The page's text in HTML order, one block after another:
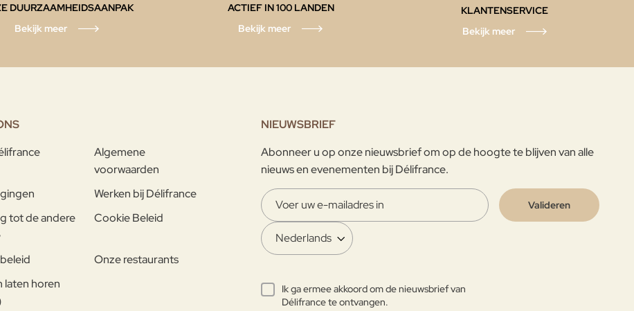
DUURZAAMHEIDSAANPAK
Bekijk meer
ACTIEF IN 100 LANDEN
Bekijk meer
KLANTENSERVICE
Bekijk meer
Algemene
voorwaarden
Werken bij Délifrance
tot de andere
Cookie Beleid
Onze restaurants
laten horen
NIEUWSBRIEF
Abonneer u op onze nieuwsbrief om op de hoogte te blijven van alle
nieuws en evenementen bij Délifrance.
Ik ga ermee akkoord om de nieuwsbrief van
Délifrance te ontvangen.
Valideren